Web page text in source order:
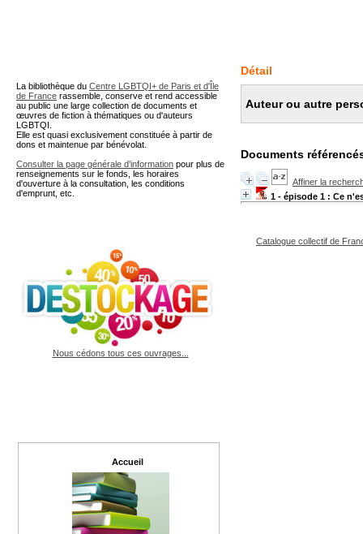
Détail
Auteur ou autre
Documents
Affiner la
1 - épisode 1 : Ce
Catalogue collectif de
La bibliothèque du Centre LGBTQI+ de Paris et d'Île
de France rassemble, conserve et rend accessible
au public une large collection de documents et
œuvres de fiction à thématiques ou d'auteurs
LGBTQI.
Elle est quasi exclusivement constituée à partir de
dons et maintenue par bénévolat.
Consulter la page générale d'information pour plus de
renseignements sur le fonds, les horaires
d'ouverture à la consultation, les conditions
d'emprunt, etc.
Nous cédons tous ces ouvrages...
Accueil